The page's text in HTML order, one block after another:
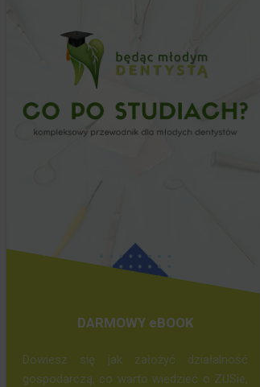
DARMOWY eBOOK
Dowiesz się jak założyć działalność
gospodarczą, co warto wiedzieć o ZUSie,